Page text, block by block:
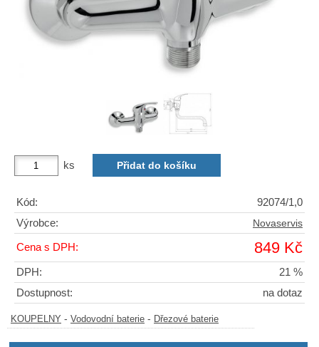
ks
Kód:
92074/1,0
Výrobce:
Novaservis
Cena s DPH: 849 Kč
DPH:
21 %
Dostupnost:
na dotaz
KOUPELNY - Vodovodní baterie - Dřezové baterie